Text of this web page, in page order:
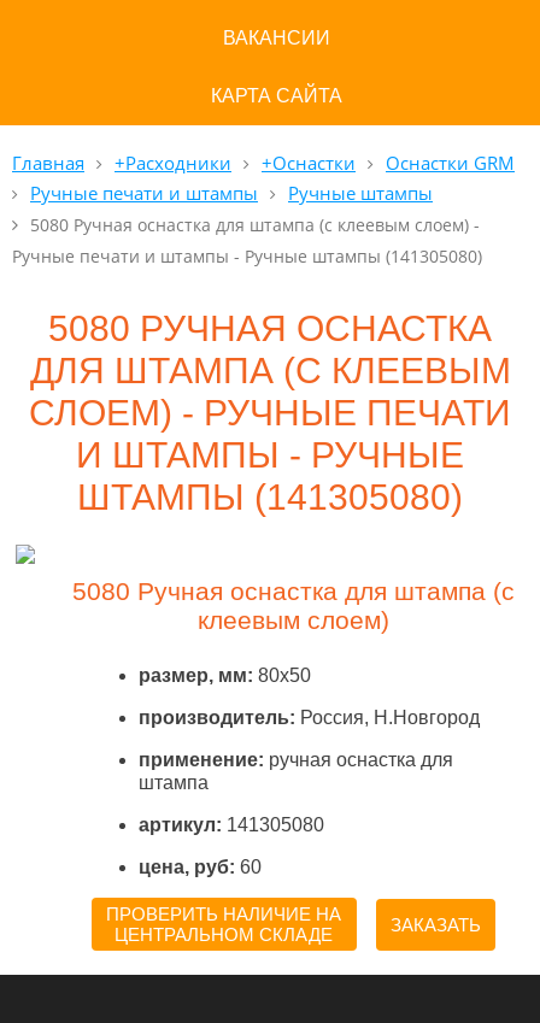
ВАКАНСИИ
КАРТА САЙТА
Главная +Расходники +Оснастки
Оснастки GRM
Ручные печати и штампы
Ручные штампы
5080 Ручная оснастка для штампа (с клеевым слоем) -
Ручные печати и штампы - Ручные штампы (141305080)
5080 РУЧНАЯ ОСНАСТКА
ДЛЯ ШТАМПА (С КЛЕЕВЫМ
СЛОЕМ) - РУЧНЫЕ ПЕЧАТИ
И ШТАМПЫ - РУЧНЫЕ
ШТАМПЫ (141305080)
5080 Ручная оснастка для штампа (с
клеевым слоем)
размер, мм: 80x50
производитель: Россия, Н.Новгород
применение: ручная оснастка для
штампа
артикул: 141305080
цена, руб: 60
ПРОВЕРИТЬ НАЛИЧИЕ НА
ЦЕНТРАЛЬНОМ СКЛАДЕ
ЗАКАЗАТЬ